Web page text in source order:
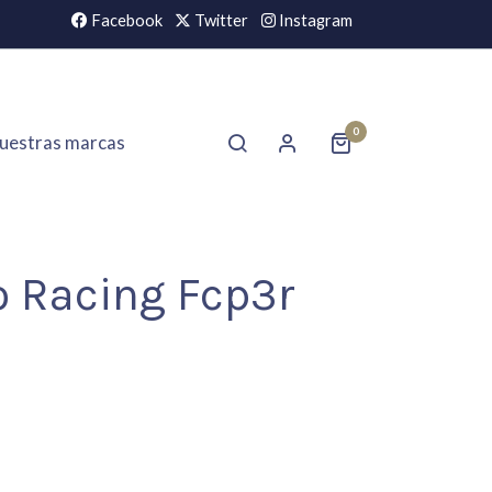
Facebook Twitter Instagram
marcas 0
Racing Fcp3r